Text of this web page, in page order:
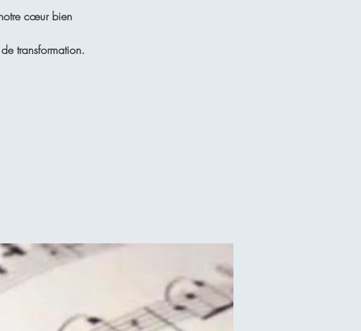
cœur bien
transformation.